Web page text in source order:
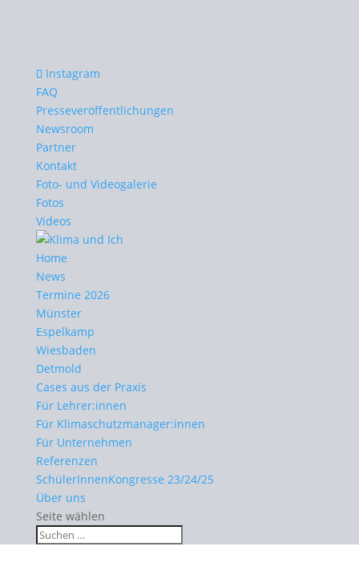
Instagram
FAQ
Presseveröffentlichungen
Newsroom
Partner
Kontakt
Foto- und Videogalerie
Fotos
Videos
Home
News
Termine 2026
Münster
Espelkamp
Wiesbaden
Detmold
Cases aus der Praxis
Für Lehrer:innen
Für Klimaschutzmanager:innen
Für Unternehmen
Referenzen
SchülerInnenKongresse 23/24/25
Über uns
Seite wählen